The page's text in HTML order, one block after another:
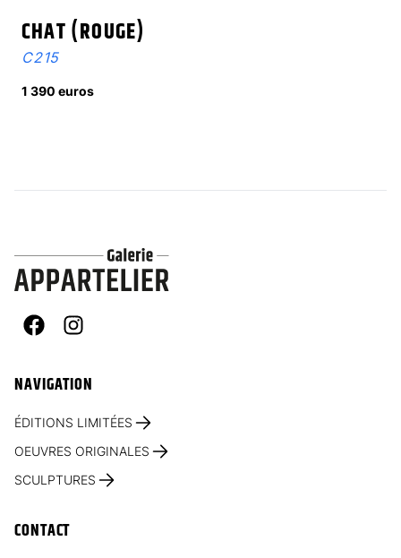
CHAT (ROUGE)
C215
1 390 euros
FacebookInstagram
NAVIGATION
ÉDITIONS LIMITÉES
OEUVRES ORIGINALES
SCULPTURES
CONTACT